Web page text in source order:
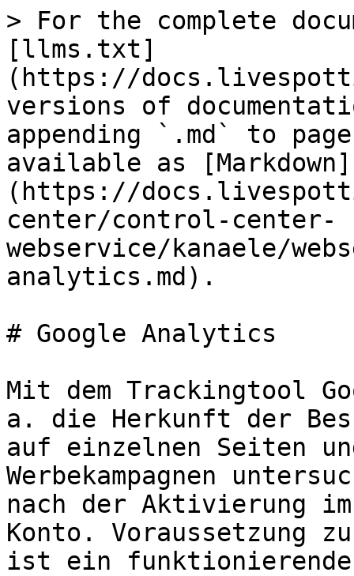
> For the complete
[llms.txt]
(https://
versions of
appending `.md` to
available as [Markdown]
(https://
center/control-center-
webservice/kanaele/
analytics.md).
# Google Analytics
Mit dem Trackingtool
a. die Herkunft der
auf einzelnen Seiten
Werbekampagnen
nach der Aktivierung
Konto. Voraussetzung
ist ein